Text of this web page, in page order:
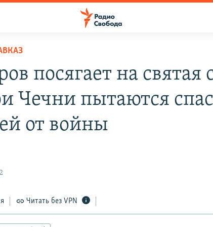
посягает на святая
Чечни пытаются
от войны
Читать без VPN